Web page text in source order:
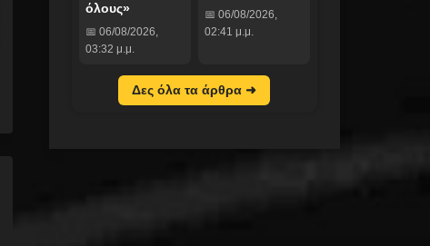
όλους»
📅 06/08/2026,
03:32 μ.μ.
📅 06/08/2026,
02:41 μ.μ.
Δες όλα τα άρθρα ➜